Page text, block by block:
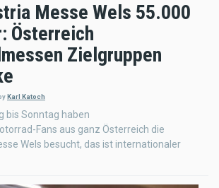
Messe Wels 55.000
Österreich
Zielgruppen
Karl Katoch
bis Sonntag haben
Fans aus ganz Österreich die
Wels besucht, das ist internationaler